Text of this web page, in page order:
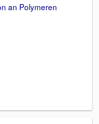
an Polymeren